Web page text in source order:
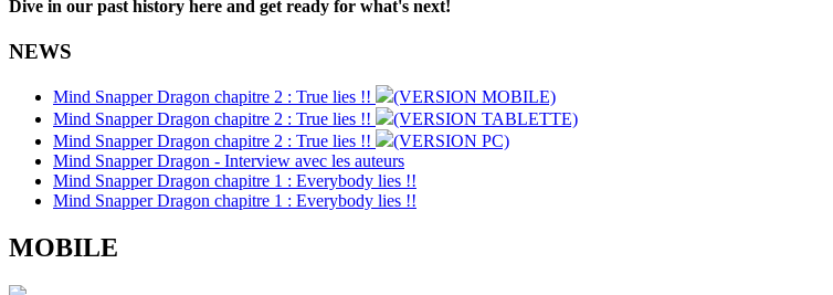
Dive in our past history here and get ready for what's next!
NEWS
Mind Snapper Dragon chapitre 2 : True lies !!
(VERSION MOBILE)
Mind Snapper Dragon chapitre 2 : True lies !!
(VERSION TABLETTE)
Mind Snapper Dragon chapitre 2 : True lies !!
(VERSION PC)
Mind Snapper Dragon - Interview avec les auteurs
Mind Snapper Dragon chapitre 1 : Everybody lies !!
Mind Snapper Dragon chapitre 1 : Everybody lies !!
MOBILE